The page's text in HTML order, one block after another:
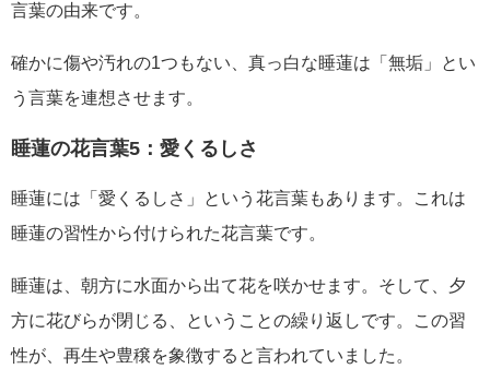
言葉の由来です。
確かに傷や汚れの1つもない、真っ白な睡蓮は「無垢」とい
う言葉を連想させます。
睡蓮の花言葉5：愛くるしさ
睡蓮には「愛くるしさ」という花言葉もあります。これは
睡蓮の習性から付けられた花言葉です。
睡蓮は、朝方に水面から出て花を咲かせます。そして、夕
方に花びらが閉じる、ということの繰り返しです。この習
性が、再生や豊穣を象徴すると言われていました。